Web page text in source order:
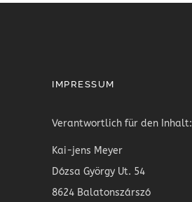
IMPRESSUM
Verantwortlich für den Inhalt:
Kai-jens Meyer
Dózsa György Ut. 54
8624 Balatonszárszó